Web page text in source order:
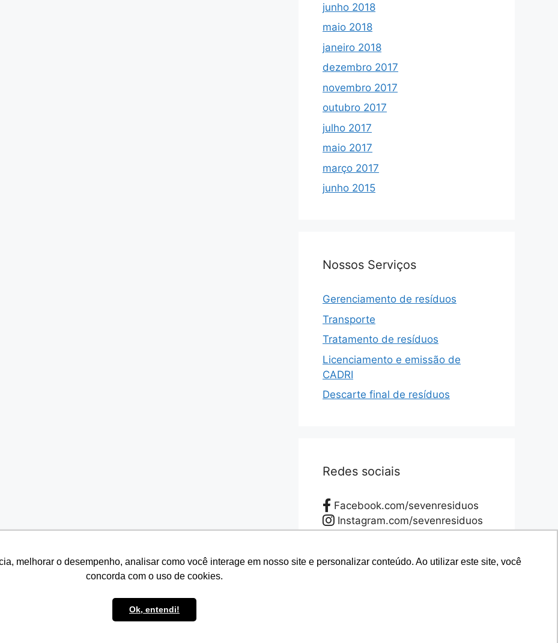
melhorar o desempenho, analisar como você interage em nosso site e personalizar conteúdo. Ao utilizar este site, você
concorda com o uso de cookies.
Ok, entendi!
melhorar o desempenho, analisar como você interage em nosso site e personalizar conteúdo. Ao utilizar este site, você
concorda com o uso de cookies.
Ok, entendi!
junho 2018
maio 2018
janeiro 2018
dezembro 2017
novembro 2017
outubro 2017
julho 2017
maio 2017
março 2017
junho 2015
Nossos Serviços
Gerenciamento de resíduos
Transporte
Tratamento de resíduos
Licenciamento e emissão de
CADRI
Descarte final de resíduos
Redes sociais
Facebook.com/sevenresiduos
Instagram.com/sevenresiduos
Twitter.com/sevenresiduos